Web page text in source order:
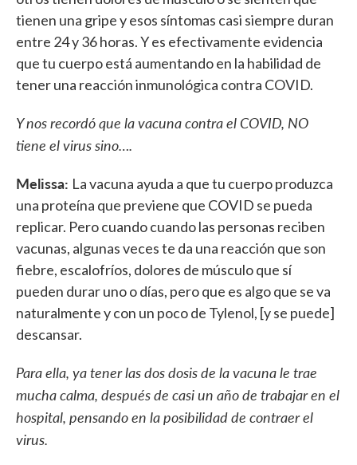
tienen una gripe y esos síntomas casi siempre duran
entre 24 y 36 horas. Y es efectivamente evidencia
que tu cuerpo está aumentando en la habilidad de
tener una reacción inmunológica contra COVID.
Y nos recordó que la vacuna contra el COVID, NO
tiene el virus sino….
Melissa: La vacuna ayuda a que tu cuerpo produzca
una proteína que previene que COVID se pueda
replicar. Pero cuando cuando las personas reciben
vacunas, algunas veces te da una reacción que son
fiebre, escalofríos, dolores de músculo que sí
pueden durar uno o días, pero que es algo que se va
naturalmente y con un poco de Tylenol, [y se puede]
descansar.
Para ella, ya tener las dos dosis de la vacuna le trae
mucha calma, después de casi un año de trabajar en el
hospital, pensando en la posibilidad de contraer el
virus.